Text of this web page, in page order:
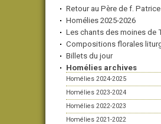
Retour au Père de f. Patrice
Homélies 2025-2026
Les chants des moines de
Compositions florales
Billets du jour
Homélies archives
Homélies 2024-2025
Homélies 2023-2024
Homélies 2022-2023
Homélies 2021-2022